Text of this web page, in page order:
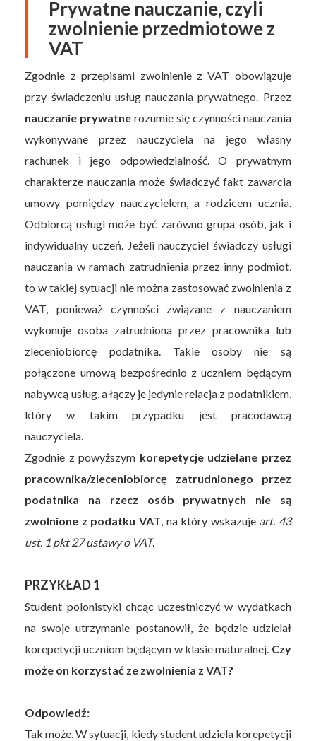
Prywatne nauczanie, czyli
zwolnienie przedmiotowe z
VAT
Zgodnie z przepisami zwolnienie z VAT obowiązuje
przy świadczeniu usług nauczania prywatnego. Przez
nauczanie prywatne rozumie się czynności nauczania
wykonywane przez nauczyciela na jego własny
rachunek i jego odpowiedzialność. O prywatnym
charakterze nauczania może świadczyć fakt zawarcia
umowy pomiędzy nauczycielem, a rodzicem ucznia.
Odbiorcą usługi może być zarówno grupa osób, jak i
indywidualny uczeń. Jeżeli nauczyciel świadczy usługi
nauczania w ramach zatrudnienia przez inny podmiot,
to w takiej sytuacji nie można zastosować zwolnienia z
VAT, ponieważ czynności związane z nauczaniem
wykonuje osoba zatrudniona przez pracownika lub
zleceniobiorcę podatnika. Takie osoby nie są
połączone umową bezpośrednio z uczniem będącym
nabywcą usług, a łączy je jedynie relacja z podatnikiem,
który w takim przypadku jest pracodawcą
nauczyciela.
Zgodnie z powyższym korepetycje udzielane przez
pracownika/zleceniobiorcę zatrudnionego przez
podatnika na rzecz osób prywatnych nie są
zwolnione z podatku VAT , na który wskazuje art. 43
ust. 1 pkt 27 ustawy o VAT.
PRZYKŁAD 1
Student polonistyki chcąc uczestniczyć w wydatkach
na swoje utrzymanie postanowił, że będzie udzielał
korepetycji uczniom będącym w klasie maturalnej. Czy
może on korzystać ze zwolnienia z VAT?
Odpowiedź:
Tak może. W sytuacji, kiedy student udziela korepetycji